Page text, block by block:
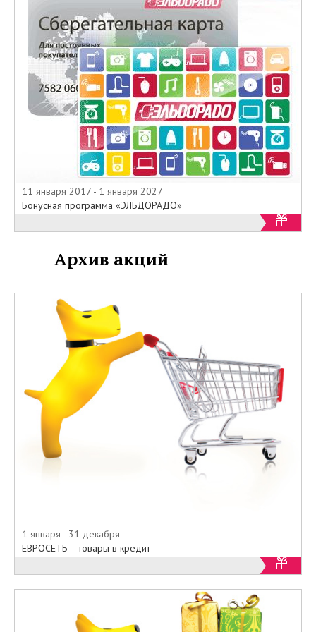
11 января 2017 - 1 января 2027
Бонусная программа «ЭЛЬДОРАДО»
Архив акций
1 января - 31 декабря
ЕВРОСЕТЬ – товары в кредит